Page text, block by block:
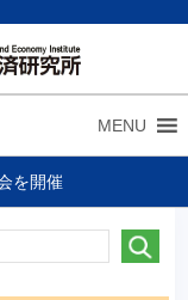
MENU
を開催